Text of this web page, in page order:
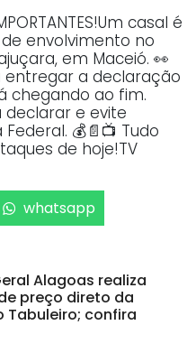
casal é
envolvimento no
em Maceió. 👀
a declaração
chegando ao fim.
declarar e evite
💰📄📺 Tudo
de hoje!TV
whatsapp
Alagoas realiza
preço direto da
Tabuleiro; confira